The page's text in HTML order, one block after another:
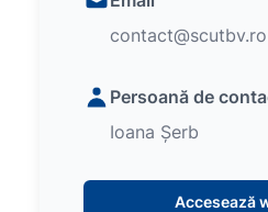
contact@scutbv.ro
Persoană de
Ioana Șerb
Accesează